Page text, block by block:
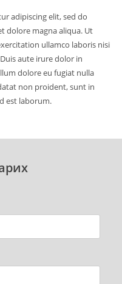
adipiscing elit, sed do
dolore magna aliqua. Ut
ullamco laboris nisi
aute irure dolor in
dolore eu fugiat nulla
non proident, sunt in
est laborum.